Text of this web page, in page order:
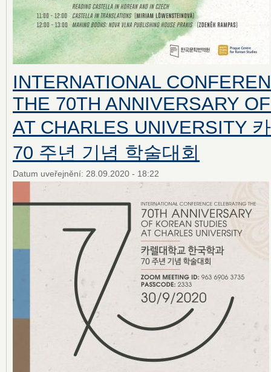
INTERNATIONAL
THE 70TH ANNIVERSARY
AT CHARLES UNIVERSITY
70 주년 기념 학술대회
Datum uveřejnění: 28.09.2020 - 18:22